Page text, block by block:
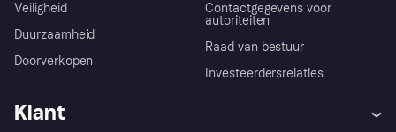
Veiligheid
Duurzaamheid
Doorverkopen
Contactgegevens voor
autoriteiten
Raad van bestuur
Investeerdersrelaties
Klant